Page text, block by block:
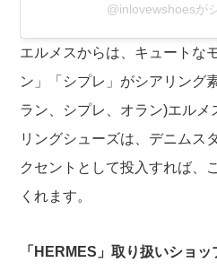
@inlovewshoesが
エルメスからは、キュートな
ン」「シプレ」がシアリング
ラン、シプレ、オラン)エルメ
リングシューズは、デニムス
クセントとして投入すれば、
くれます。
「HERMES」取り扱いショッ